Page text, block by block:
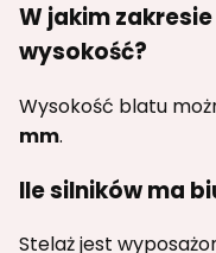
W jakim
wysokość?
Wysokość blatu
mm.
Ile silników ma
Stelaż jest